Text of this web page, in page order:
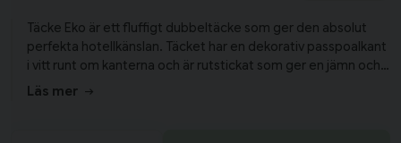
Täcke Eko är ett fluffigt dubbeltäcke som ger den absolut
perfekta hotellkänslan. Täcket har en dekorativ passpoalkant
i vitt runt om kanterna och är rutstickat som ger en jämn och
fin fördelning av fyllningen. Fyllningen består av 1350 gram
Läs mer